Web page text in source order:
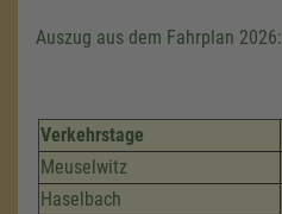
Auszug aus dem Fahrplan 2026:
Verkehrstage
Meuselwitz
Haselbach